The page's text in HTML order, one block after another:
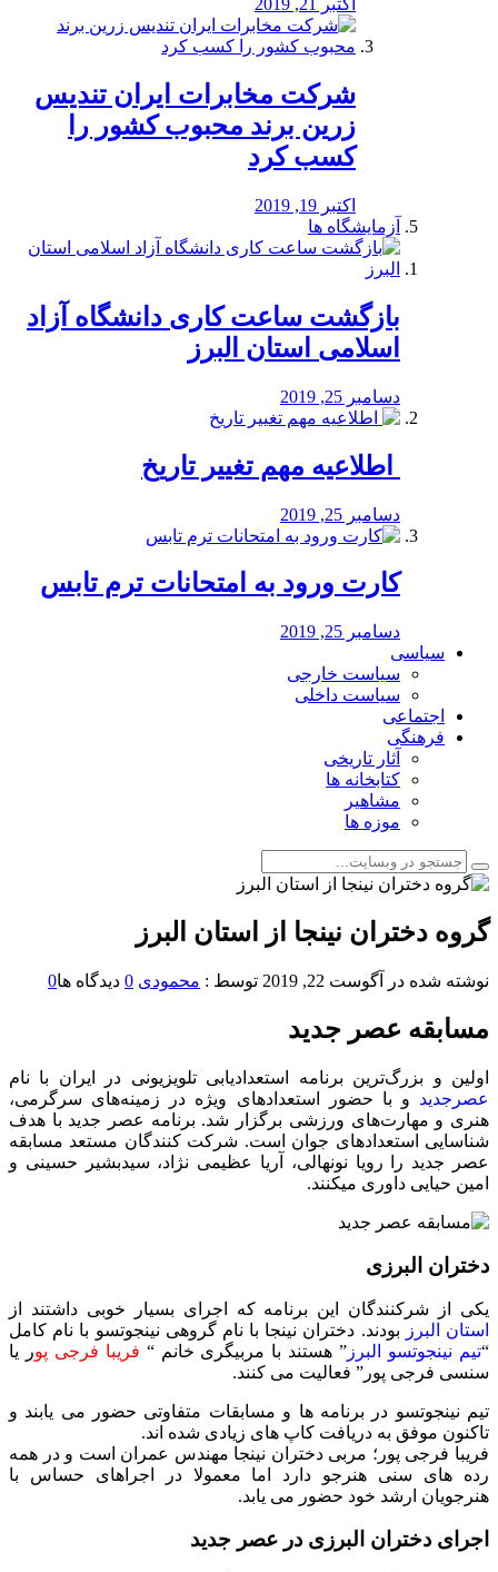
اکتبر 21, 2019
شرکت مخابرات ایران تندیس
زرین برند محبوب کشور را
کسب کرد
اکتبر 19, 2019
آزمایشگاه ها
بازگشت ساعت کاری دانشگاه آزاد
اسلامی استان البرز
دسامبر 25, 2019
️ اطلاعیه مهم تغییر تاریخ
دسامبر 25, 2019
کارت ورود به امتحانات ترم تابس
دسامبر 25, 2019
سیاسی
سیاست خارجی
سیاست داخلی
اجتماعی
فرهنگی
آثار تاریخی
کتابخانه ها
مشاهیر
موزه ها
گروه دختران نینجا از استان البرز
نوشته شده در آگوست 22, 2019 توسط : محمودی 0 دیدگاه ها0
مسابقه عصر جدید
اولین و بزرگ‌ترین برنامه استعدادیابی تلویزیونی در ایران با نام
عصرجدید و با حضور استعداد‌های ویژه در زمینه‌های سرگرمی،
هنری و مهارت‌های ورزشی برگزار شد. برنامه عصر جدید با هدف
شناسایی استعدادهای جوان است. شرکت کنندگان مستعد مسابقه
عصر جدید را رویا نونهالی، آریا عظیمی نژاد، سیدبشیر حسینی و
امین حیایی داوری میکنند.
دختران البرزی
یکی از شرکنندگان این برنامه که اجرای بسیار خوبی داشتند از
استان البرز بودند. دختران نینجا با نام گروهی نینجوتسو با نام کامل
“تیم نینجوتسو البرز ” هستند با مربیگری خانم “ فریبا فرجی پور یا
سنسی فرجی پور” فعالیت می کنند.
تیم نینجوتسو در برنامه ها و مسابقات متفاوتی حضور می یابند و
تاکنون موفق به دریافت کاپ های زیادی شده اند.
فریبا فرجی پور؛ مربی دختران نینجا مهندس عمران است و در همه
رده های سنی هنرجو دارد اما معمولا در اجراهای حساس با
هنرجویان ارشد خود حضور می یابد.
اجرای دختران البرزی در عصر جدید